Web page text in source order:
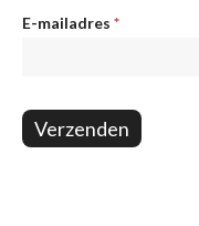
Nieuwsbrief
E-mailadres *
Verzenden